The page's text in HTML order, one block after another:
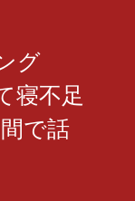
グ
寝不足
で話